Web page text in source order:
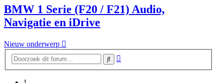
BMW 1 Serie (F20 / F21) Audio,
Navigatie en iDrive
Nieuw onderwerp
Zoek